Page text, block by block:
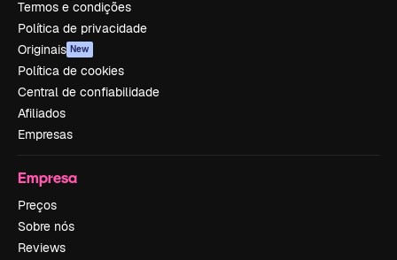
Termos e condições
Política de privacidade
Originais New
Política de cookies
Central de confiabilidade
Afiliados
Empresas
Empresa
Preços
Sobre nós
Reviews